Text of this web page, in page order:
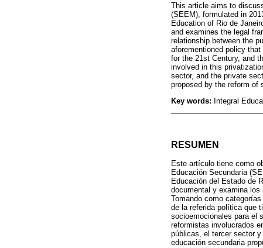
This article aims to
(SEEM), formulated in
Education of Rio de
and examines the legal
relationship between the
aforementioned policy
for the 21st Century, and
involved in this
sector, and the private
proposed by the reform of
Key words: Integral
RESUMEN
Este artículo tiene como
Educación Secundaria
Educación del Estado de
documental y examina
Tomando como
de la referida política que
socioemocionales para el
reformistas involucrados
públicas, el tercer sector
educación secundaria